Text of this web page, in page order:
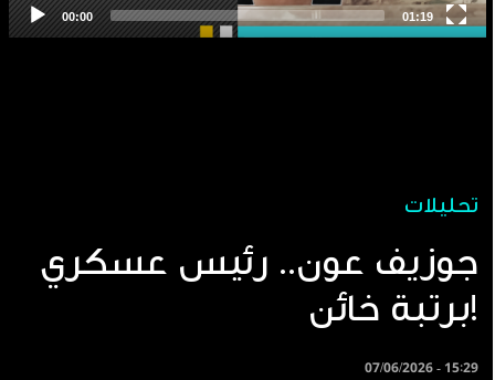
تحليلات
جوزيف عون.. رئيس عسكري
برتبة خائن!
07/06/2026 - 15:29